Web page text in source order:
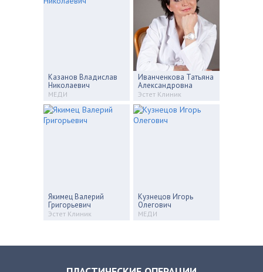
Казанов Владислав
Николаевич
МЕДИ
Иванченкова Татьяна
Александровна
Эстет Клиник
Якимец Валерий
Григорьевич
Эстет Клиник
Кузнецов Игорь
Олегович
МЕДИ